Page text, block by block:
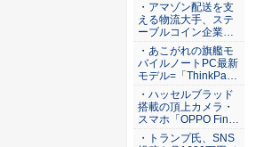
・アマゾン配送を支
える物流大手、ステ
ーブルコイン企業…
・あこがれの旗艦モ
バイルノートPC最新
モデル=「ThinkPa…
・ハッセルブラッド
搭載の頂上カメラ・
スマホ「OPPO Fin…
・トランプ氏、SNS